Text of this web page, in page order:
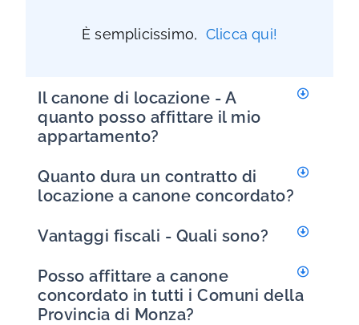
È semplicissimo, Clicca qui!
Il canone di locazione - A
quanto posso affittare il mio
appartamento?
Quanto dura un contratto di
locazione a canone concordato?
Vantaggi fiscali - Quali sono?
Posso affittare a canone
concordato in tutti i Comuni della
Provincia di Monza?